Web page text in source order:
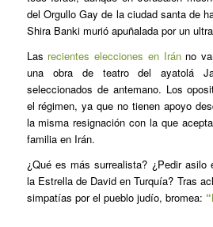
del Orgullo Gay de la ciudad santa de
Shira Banki murió apuñalada por un
Las recientes elecciones en Iránno
una obra de teatro del ayatolá
seleccionados de antemano. Los
el régimen, ya que no tienen apoyo
la misma resignación con la que
familia en Irán.
¿Qué es más surrealista? ¿Pedir asilo
la Estrella de David en Turquía? Tras
simpatías por el pueblo judío, bromea: